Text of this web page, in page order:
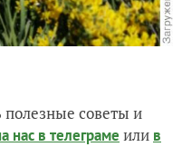
советы и
нас в телеграме или в